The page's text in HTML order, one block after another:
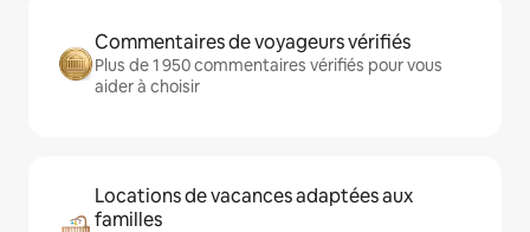
Commentaires de voyageurs vérifiés
Plus de 1 950 commentaires vérifiés pour vous
aider à choisir
Locations de vacances adaptées aux
familles